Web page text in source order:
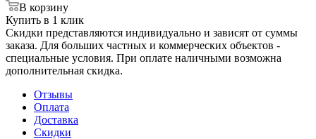
В корзину
Купить в 1 клик
Скидки представляются индивидуально и зависят от суммы
заказа. Для больших частных и коммерческих объектов -
специальные условия. При оплате наличными возможна
дополнительная скидка.
Отзывы
Оплата
Доставка
Скидки